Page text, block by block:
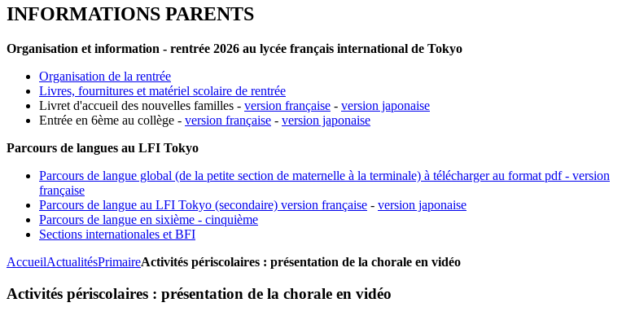
INFORMATIONS PARENTS
Organisation et information - rentrée 2026 au lycée français international de Tokyo
Organisation de la rentrée
Livres, fournitures et matériel scolaire de rentrée
Livret d'accueil des nouvelles familles - version française - version japonaise
Entrée en 6ème au collège - version française - version japonaise
Parcours de langues au LFI Tokyo
Parcours de langue global (de la petite section de maternelle à la terminale) à télécharger au format pdf - version
française
Parcours de langue au LFI Tokyo (secondaire) version française - version japonaise
Parcours de langue en sixième - cinquième
Sections internationales et BFI
AccueilActualitésPrimaireActivités périscolaires : présentation de la chorale en vidéo
Activités périscolaires : présentation de la chorale en vidéo